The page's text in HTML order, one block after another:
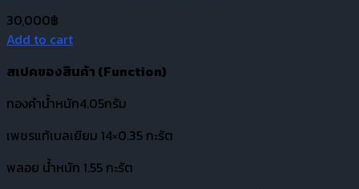
30,000฿
Add to cart
สเปคของสินค้า (Function)
ทองคำน้ำหนัก4.05กรัม
เพชรแท้เบลเยียม 14×0.35 กะรัต
พลอย น้ำหนัก 1.55 กะรัต